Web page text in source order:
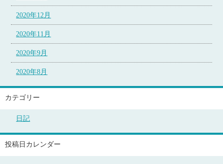
2020年12月
2020年11月
2020年9月
2020年8月
カテゴリー
日記
投稿日カレンダー